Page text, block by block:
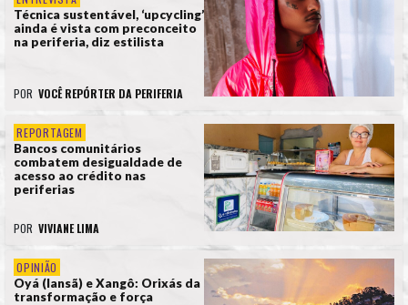
Técnica sustentável, ‘upcycling’
ainda é vista com preconceito
na periferia, diz estilista
POR VOCÊ REPÓRTER DA PERIFERIA
REPORTAGEM
Bancos comunitários
combatem desigualdade de
acesso ao crédito nas
periferias
POR VIVIANE LIMA
OPINIÃO
Oyá (Iansã) e Xangô: Orixás da
transformação e força